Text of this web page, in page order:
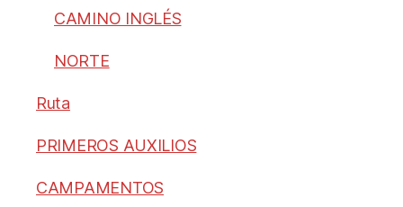
CAMINO INGLÉS
NORTE
Ruta
PRIMEROS AUXILIOS
CAMPAMENTOS